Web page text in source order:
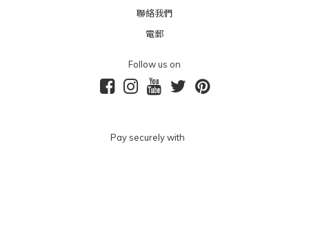
聯絡我們
電郵
Follow us on
Pay securely with